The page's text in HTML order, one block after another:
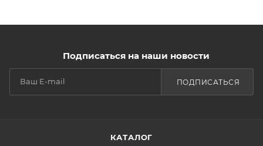
Подписаться на наши новости
ПОДПИСАТЬСЯ
КАТАЛОГ